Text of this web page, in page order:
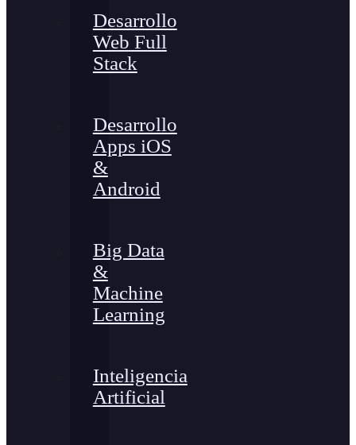
Desarrollo
Web Full
Stack
Desarrollo
Apps iOS
&
Android
Big Data
&
Machine
Learning
Inteligencia
Artificial